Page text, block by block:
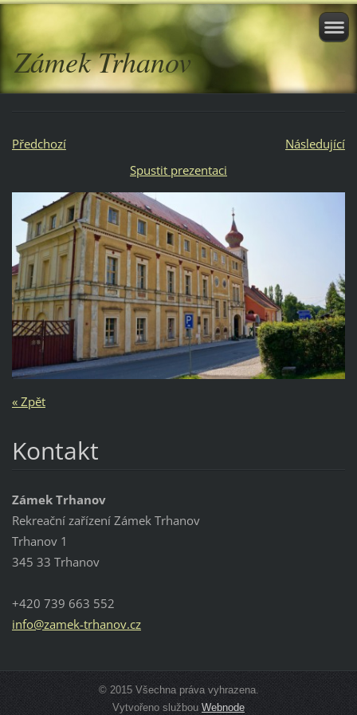
Zámek Trhanov
Předchozí
Následující
Spustit prezentaci
« Zpět
Kontakt
Zámek Trhanov
Rekreační zařízení Zámek Trhanov
Trhanov 1
345 33 Trhanov
+420 739 663 552
info@zamek-trhanov.cz
© 2015 Všechna práva vyhrazena.
Vytvořeno službouWebnode